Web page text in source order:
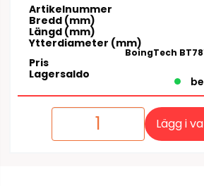
Artikelnummer
Bredd (mm)
Längd (mm)
Ytterdiameter (mm)
BoingTech
Pris
Lagersaldo
Lägg i